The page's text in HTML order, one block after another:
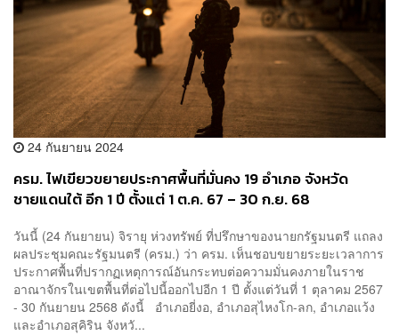
24 กันยายน 2024
ครม. ไฟเขียวขยายประกาศพื้นที่มั่นคง 19 อำเภอ จังหวัด
ชายแดนใต้ อีก 1 ปี ตั้งแต่ 1 ต.ค. 67 – 30 ก.ย. 68
วันนี้ (24 กันยายน) จิรายุ ห่วงทรัพย์ ที่ปรึกษาของนายกรัฐมนตรี แถลง
ผลประชุมคณะรัฐมนตรี (ครม.) ว่า ครม. เห็นชอบขยายระยะเวลาการ
ประกาศพื้นที่ปรากฏเหตุการณ์อันกระทบต่อความมั่นคงภายในราช
อาณาจักรในเขตพื้นที่ต่อไปนี้ออกไปอีก 1 ปี ตั้งแต่วันที่ 1 ตุลาคม 2567
- 30 กันยายน 2568 ดังนี้ อำเภอยี่งอ, อำเภอสุไหงโก-ลก, อำเภอแว้ง
และอำเภอสุคิริน จังหวั...